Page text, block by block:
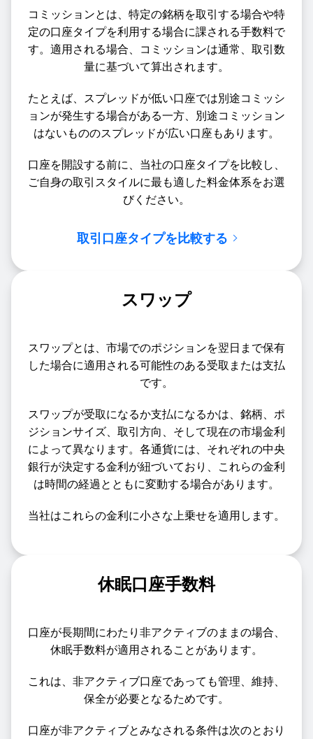
コミッションとは、特定の銘柄を取引する場合や特
定の口座タイプを利用する場合に課される手数料で
す。適用される場合、コミッションは通常、取引数
量に基づいて算出されます。
たとえば、スプレッドが低い口座では別途コミッシ
ョンが発生する場合がある一方、別途コミッション
はないもののスプレッドが広い口座もあります。
口座を開設する前に、当社の口座タイプを比較し、
ご自身の取引スタイルに最も適した料金体系をお選
びください。
取引口座タイプを比較する
スワップ
スワップとは、市場でのポジションを翌日まで保有
した場合に適用される可能性のある受取または支払
です。
スワップが受取になるか支払になるかは、銘柄、ポ
ジションサイズ、取引方向、そして現在の市場金利
によって異なります。各通貨には、それぞれの中央
銀行が決定する金利が紐づいており、これらの金利
は時間の経過とともに変動する場合があります。
当社はこれらの金利に小さな上乗せを適用します。
休眠口座手数料
口座が長期間にわたり非アクティブのままの場合、
休眠手数料が適用されることがあります。
これは、非アクティブ口座であっても管理、維持、
保全が必要となるためです。
口座が非アクティブとみなされる条件は次のとおり